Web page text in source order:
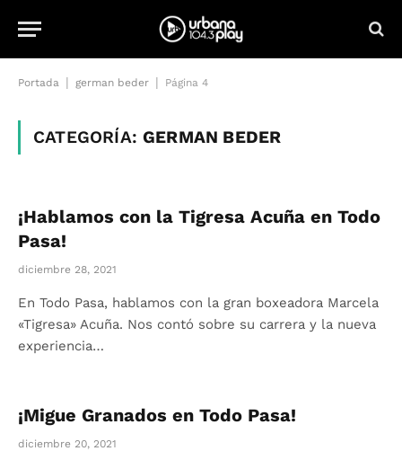
Portada german beder Página 4
CATEGORÍA:GERMAN BEDER
¡Hablamos con la Tigresa Acuña en Todo
Pasa!
diciembre 28, 2021
En Todo Pasa, hablamos con la gran boxeadora Marcela
«Tigresa» Acuña. Nos contó sobre su carrera y la nueva
experiencia…
¡Migue Granados en Todo Pasa!
diciembre 20, 2021